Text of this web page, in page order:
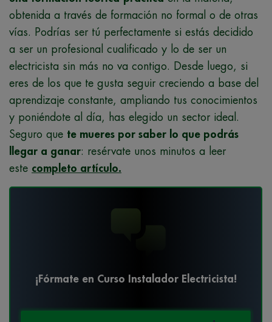
obtenida a través de formación no formal o de otras
vías. Podrías ser tú perfectamente si estás decidido
a ser un profesional cualificado y lo de ser un
electricista sin más no va contigo. Desde luego, si
eres de los que te gusta seguir creciendo a base del
aprendizaje constante, ampliando tus conocimientos
y poniéndote al día, has elegido un sector ideal.
Seguro que te mueres por saber lo que podrás
llegar a ganar: resérvate unos minutos a leer
este completo artículo.
¡Fórmate en Curso Instalador Electricista!